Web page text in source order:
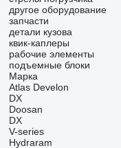
другое оборудование
запчасти
детали кузова
квик-каплеры
рабочие элементы
подъемные блоки
Марка
Atlas Develon
DX
Doosan
DX
V-series
Hydraram